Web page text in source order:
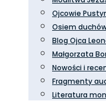
Ojcowie
Osiem duchów
Blog Ojca
Małgorzata
Nowości i
Fragmenty
Literatura